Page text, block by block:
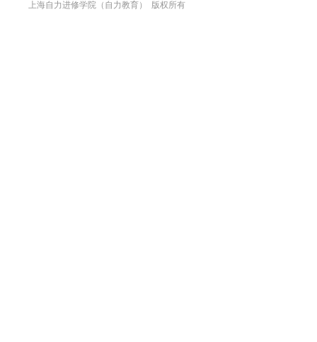
上海自力进修学院（自力教育） 版权所有